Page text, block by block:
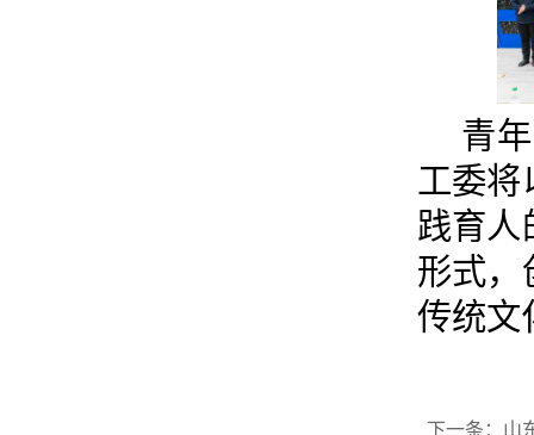
青
工委将
践育人
形式，
传统文
下一条： 山